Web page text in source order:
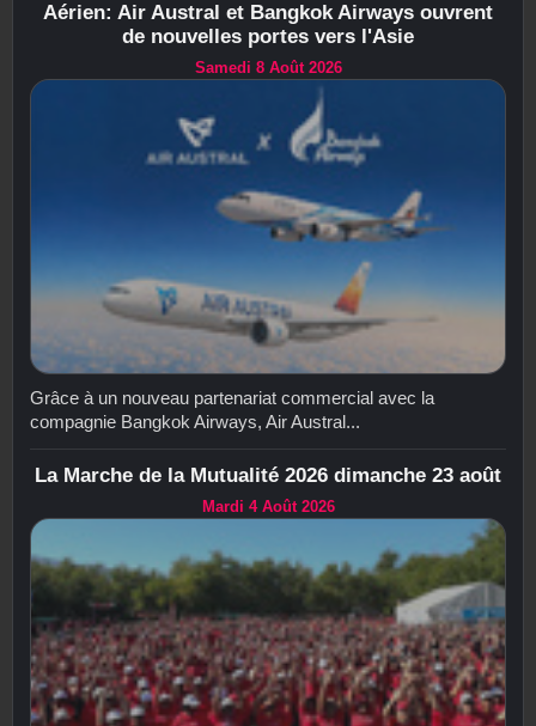
Aérien: Air Austral et Bangkok Airways ouvrent
de nouvelles portes vers l'Asie
Samedi 8 Août 2026
Grâce à un nouveau partenariat commercial avec la
compagnie Bangkok Airways, Air Austral...
La Marche de la Mutualité 2026 dimanche 23 août
Mardi 4 Août 2026